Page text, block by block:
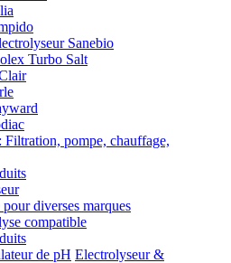
Sanebio
Turbo Salt
Filtration, pompe, chauffage,
diverses marques
compatible
de pH Electrolyseur &